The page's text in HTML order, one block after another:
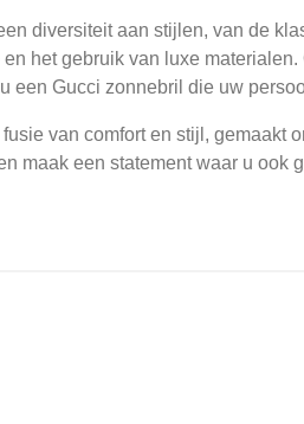
diversiteit aan stijlen, van de
het gebruik van luxe
een Gucci zonnebril die uw
van comfort en stijl, gemaakt
maak een statement waar u